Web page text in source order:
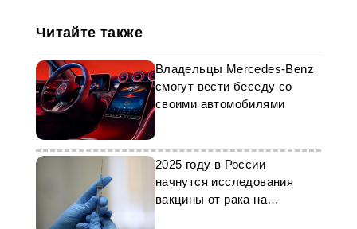
Читайте также
Владельцы Mercedes-Benz
смогут вести беседу со
своими автомобилями
2025 году в России
начнутся исследования
вакцины от рака на